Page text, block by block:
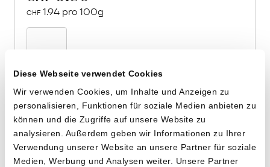
Diese Webseite verwendet Cookies
Wir verwenden Cookies, um Inhalte und Anzeigen zu
personalisieren, Funktionen für soziale Medien anbieten zu
können und die Zugriffe auf unsere Website zu
analysieren. Außerdem geben wir Informationen zu Ihrer
Verwendung unserer Website an unsere Partner für soziale
Medien, Werbung und Analysen weiter. Unsere Partner
CHF 1.94 pro 100g